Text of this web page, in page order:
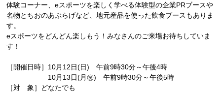
体験コーナー、eスポーツを楽しく学べる体験型の企業PRブースや
名物とちおのあぶらげなど、地元産品を使った飲食ブースもありま
す。
eスポーツをどんどん楽しもう！みなさんのご来場お待ちしていま
す！
［開催日時］10月12日(日) 午前9時30分～午後4時
10月13日(月㊗) 午前9時30分～午後5時
［対 象］どなたでも